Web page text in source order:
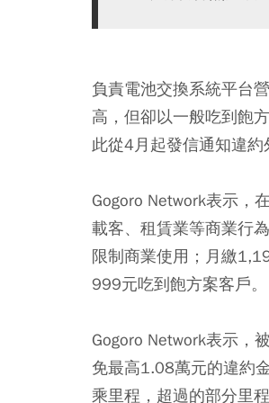
負責電池交換系統平台
高，但卻以一般吃到飽
此從4月起發信通知違約
Gogoro Network表示，
載客、租賃業等商業行
限制商業使用；月繳
999元吃到飽方案客戶。
Gogoro Network表示，
免最高1.08萬元的違約
乘里程，超過的部分里